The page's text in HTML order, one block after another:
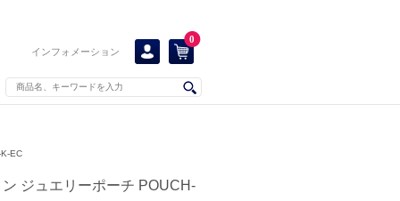
インフォメーション
0
EC
ン ジュエリーポーチ POUCH-